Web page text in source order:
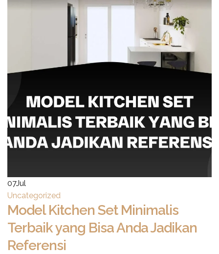
07Jul
Uncategorized
Model Kitchen Set Minimalis
Terbaik yang Bisa Anda Jadikan
Referensi